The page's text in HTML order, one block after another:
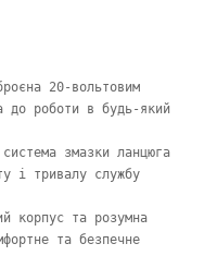
20-вольтовим
до роботи в будь-який
змазки ланцюга
і тривалу службу
корпус та розумна
та безпечне